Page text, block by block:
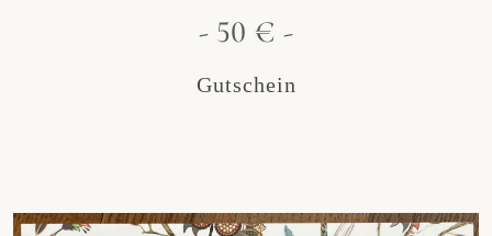
- 50 € -
Gutschein